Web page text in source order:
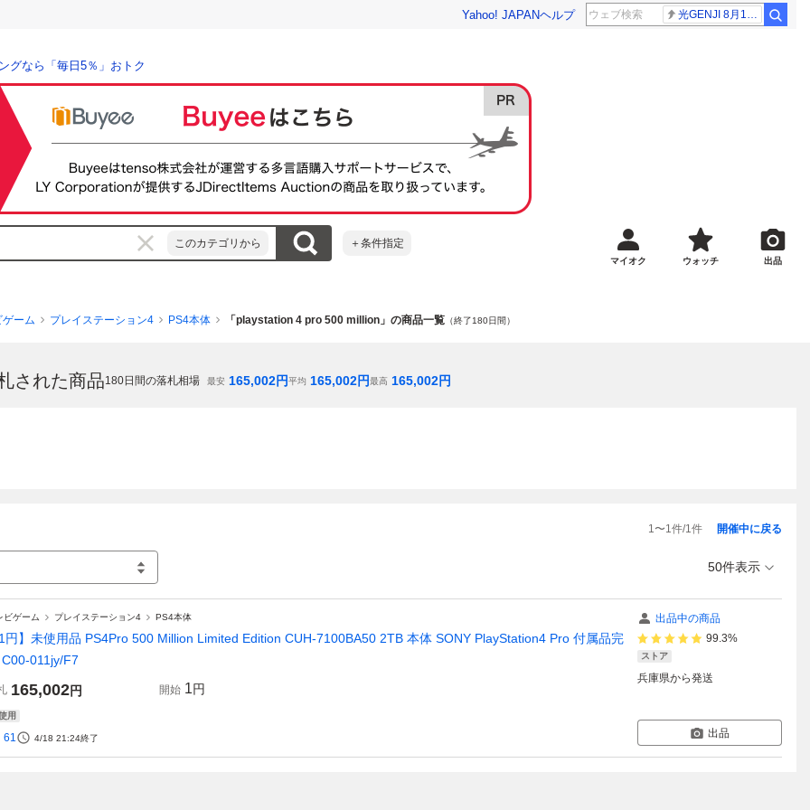
Yahoo! JAPANヘルプ 光GENJI 8月19日
グなら「毎日5％」おトク
このカテゴリから ＋条件指定
マイオク ウォッチ 出品
ーム プレイステーション4 PS4本体 「playstation 4 pro 500 million」の商品一覧 （終了180日間）
された商品180日間の落札相場 最安 165,002円平均 165,002円最高 165,002円
1〜1件/1件 開催中に戻る
50件表示
ビゲーム プレイステーション4 PS4本体
円】未使用品 PS4Pro 500 Million Limited Edition CUH-7100BA50 2TB 本体 SONY PlayStation4 Pro 付属品完
011jy/F7
165,002円 開始 1円
用
61 4/18 21:24終了
出品中の商品
99.3%
ストア
兵庫県から発送
出品